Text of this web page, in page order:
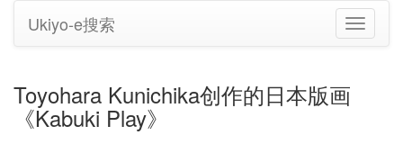
切
换
Ukiyo-e搜索
Toyohara Kunichika创作的日本版画
《Kabuki Play》